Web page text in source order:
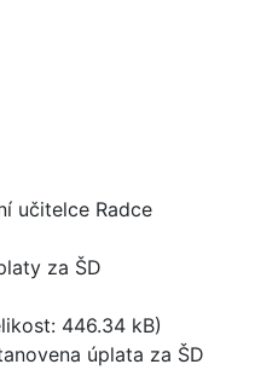
učitelce Radce
za ŠD
446.34 kB)
úplata za ŠD